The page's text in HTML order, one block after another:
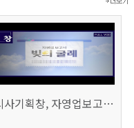
시사기획창, 자영업보고서 빚의 굴레 507회 (KBS 25.6.10)